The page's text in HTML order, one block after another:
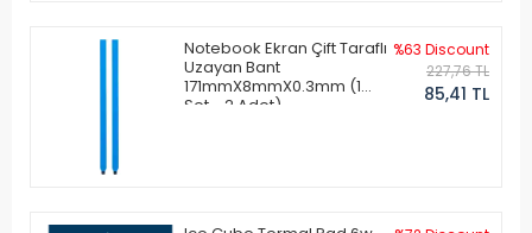
Notebook Ekran Çift Taraflı
Uzayan Bant
171mmX8mmX0.3mm (1
Set - 2 Adet)
%63 Discount
227,76 TL
85,41 TL